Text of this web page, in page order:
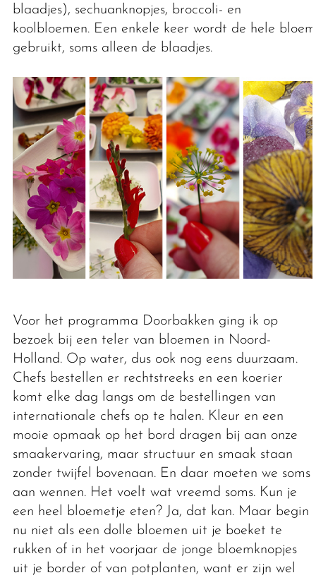
blaadjes), sechuanknopjes, broccoli- en
koolbloemen. Een enkele keer wordt de hele bloem
gebruikt, soms alleen de blaadjes.
Voor het programma Doorbakken ging ik op
bezoek bij een teler van bloemen in Noord-
Holland. Op water, dus ook nog eens duurzaam.
Chefs bestellen er rechtstreeks en een koerier
komt elke dag langs om de bestellingen van
internationale chefs op te halen. Kleur en een
mooie opmaak op het bord dragen bij aan onze
smaakervaring, maar structuur en smaak staan
zonder twijfel bovenaan. En daar moeten we soms
aan wennen. Het voelt wat vreemd soms. Kun je
een heel bloemetje eten? Ja, dat kan. Maar begin
nu niet als een dolle bloemen uit je boeket te
rukken of in het voorjaar de jonge bloemknopjes
uit je border of van potplanten, want er zijn wel